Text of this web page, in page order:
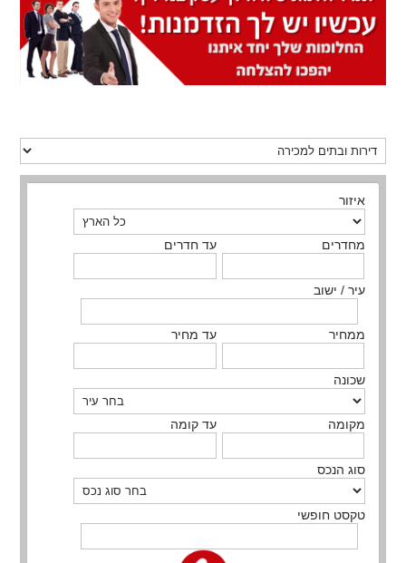
איזור
מחדרים עד חדרים
עיר / ישוב
ממחיר עד מחיר
שכונה
מקומה עד קומה
סוג הנכס
טקסט חופשי